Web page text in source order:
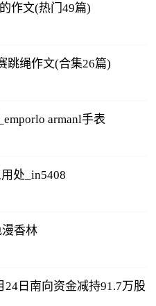
作文(热门49篇)
跳绳作文(合集26篇)
armanl手表
处_in5408
香林
24日南向资金减持91.7万股